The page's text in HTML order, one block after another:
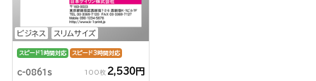
ビジネス スリムサイズ
スピード1時間対応 スピード3時間対応
c-0861s 100枚 2,530円